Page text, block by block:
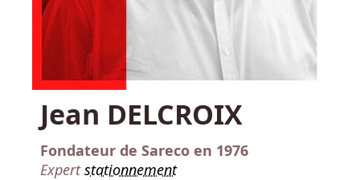
Jean DELCROIX
Fondateur de Sareco en 1976
Expertstationnement